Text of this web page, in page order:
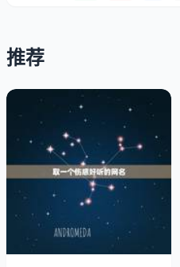
预测一个人在不同方面的发展
好地规划自己的生活和决策。
推荐